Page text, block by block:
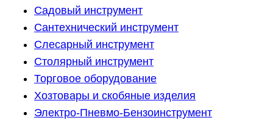
Садовый инструмент
Сантехнический инструмент
Слесарный инструмент
Столярный инструмент
Торговое оборудование
Хозтовары и скобяные изделия
Электро-Пневмо-Бензоинструмент